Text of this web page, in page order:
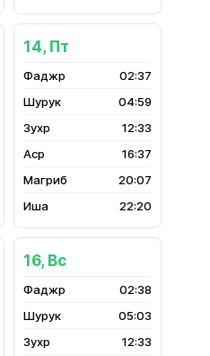
14, Пт
02:37
04:59
12:33
16:37
20:07
22:20
16, Вс
02:38
05:03
12:33